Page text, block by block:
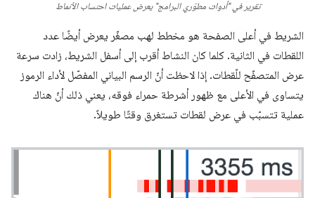
تقرير في "أدوات مطوّري البرامج" يعرض عمليات احتساب الأنماط
الشريط في أعلى الصفحة هو مخطط لهب مصغّر يعرض أيضًا عدد
اللقطات في الثانية. كلما كان النشاط أقرب إلى أسفل الشريط، زادت سرعة
عرض المتصفّح للّقطات. إذا لاحظت أنّ الرسم البياني المفصّل لأداء الرموز
يتساوى في الأعلى مع ظهور أشرطة حمراء فوقه، يعني ذلك أنّ هناك
عملية تتسبّب في عرض لقطات تستغرق وقتًا طويلاً.